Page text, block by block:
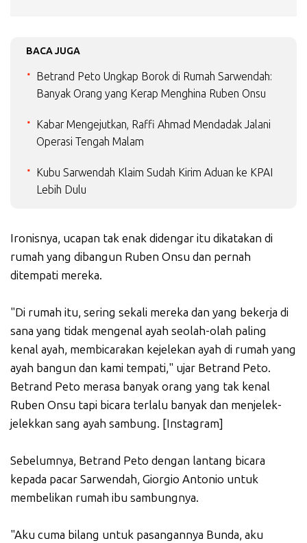
BACA JUGA
Betrand Peto Ungkap Borok di Rumah Sarwendah:
Banyak Orang yang Kerap Menghina Ruben Onsu
Kabar Mengejutkan, Raffi Ahmad Mendadak Jalani
Operasi Tengah Malam
Kubu Sarwendah Klaim Sudah Kirim Aduan ke KPAI
Lebih Dulu
Ironisnya, ucapan tak enak didengar itu dikatakan di
rumah yang dibangun Ruben Onsu dan pernah
ditempati mereka.
"Di rumah itu, sering sekali mereka dan yang bekerja di
sana yang tidak mengenal ayah seolah-olah paling
kenal ayah, membicarakan kejelekan ayah di rumah yang
ayah bangun dan kami tempati," ujar Betrand Peto.
Betrand Peto merasa banyak orang yang tak kenal
Ruben Onsu tapi bicara terlalu banyak dan menjelek-
jelekkan sang ayah sambung. [Instagram]
Sebelumnya, Betrand Peto dengan lantang bicara
kepada pacar Sarwendah, Giorgio Antonio untuk
membelikan rumah ibu sambungnya.
"Aku cuma bilang untuk pasangannya Bunda, aku